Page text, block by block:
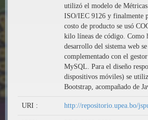
utilizó el modelo de
ISO/IEC 9126 y finalmente
costo de producto se usó
kilo líneas de código. Como
desarrollo del sistema web
complementado con el
MySQL. Para el diseño
dispositivos móviles) se
Bootstrap, acompañado de
URI : http://repositorio.upea.bo/